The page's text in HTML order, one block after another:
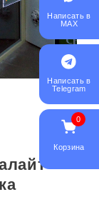
Написать в
MAX
Написать в
Telegram
0
Корзина